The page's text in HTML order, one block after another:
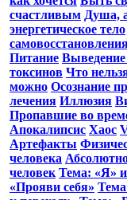
счастливым Душа,
энергетическое тело
Питание
токсинов Что
можно Осознание
лечения Иллюзия
Пропавшие во
Апокалипсис Хаос
Артефакты
человека
человек Тема: «Я»
«Прояви себя»